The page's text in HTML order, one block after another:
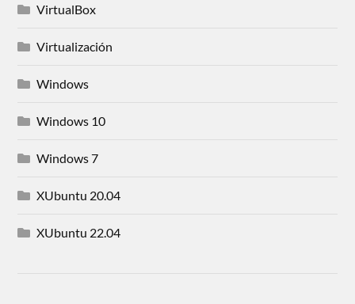
VirtualBox
Virtualización
Windows
Windows 10
Windows 7
XUbuntu 20.04
XUbuntu 22.04